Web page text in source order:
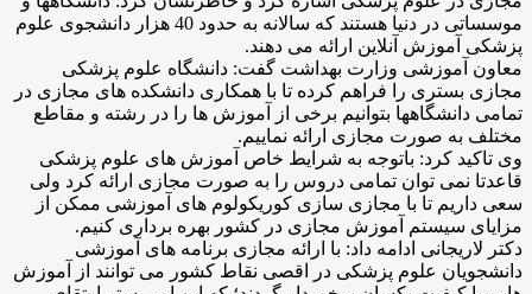
موسساتی در دنیا هستند که سالانه به حدود 40 هزار دانشجوی علوم
پزشکی آموزش آنلاین ارائه می دهند.
معاون آموزشی وزارت بهداشت گفت: دانشگاه علوم پزشکی
مجازی بستری را فراهم کرده تا با همکاری دانشکده های مجازی در
تمامی دانشگاهها بتوانیم برخی از آموزش ها را در رشته و مقاطع
مختلف به صورت مجازی ارائه نماییم.
وی تاکید کرد: باتوجه به شرایط خاص آموزش های علوم پزشکی
قاعدتا نمی توان تمامی دروس را به صورت مجازی ارائه کرد ولی
سعی داریم تا با مجازی سازی کوریکولوم های آموزشی ممکن از
مزایای سیستم آموزش مجازی در کشور بهره برداری کنیم.
دکتر لاریجانی ادامه داد: با ارائه مجازی برنامه های آموزشی
دانشجویان علوم پزشکی در اقصی نقاط کشور می توانند از آموزش